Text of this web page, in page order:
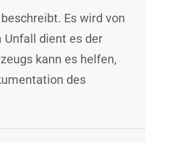
Es wird von
Unfall dient es der
kann es helfen,
des